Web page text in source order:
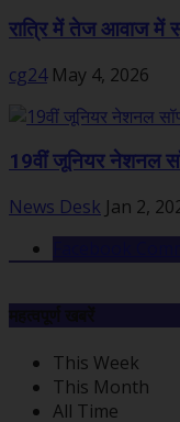
रात्रि में तेज आवाज में
cg24 May 4, 2026
19वीं जूनियर नेशनल
News Desk Jan 2,
This Week
This Month
All Time